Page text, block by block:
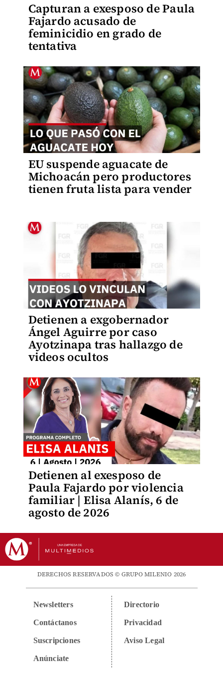
Capturan a exesposo de Paula
Fajardo acusado de
feminicidio en grado de
tentativa
EU suspende aguacate de
Michoacán pero productores
tienen fruta lista para vender
Detienen a exgobernador
Ángel Aguirre por caso
Ayotzinapa tras hallazgo de
videos ocultos
Detienen al exesposo de
Paula Fajardo por violencia
familiar | Elisa Alanís, 6 de
agosto de 2026
DERECHOS RESERVADOS © GRUPO MILENIO 2026
Newsletters
Contáctanos
Suscripciones
Anúnciate
Directorio
Privacidad
Aviso Legal